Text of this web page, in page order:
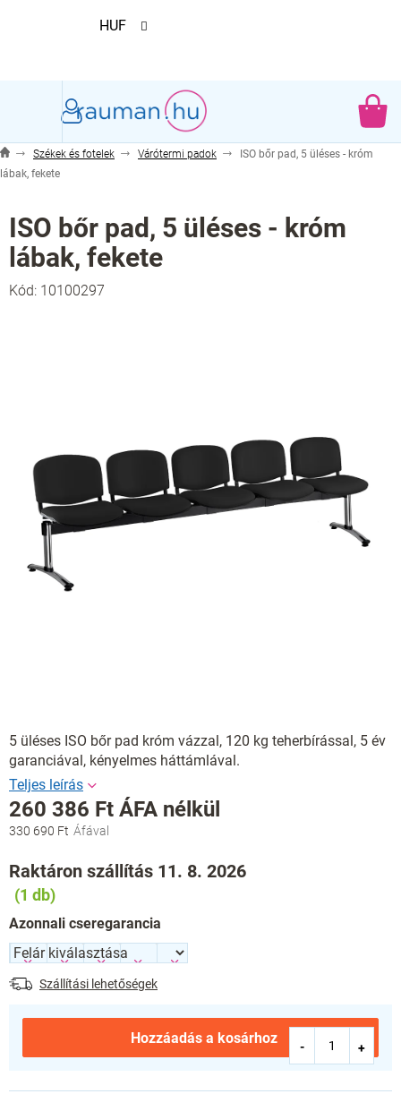
HUF
Székek és fotelek Várótermi padok
ISO bőr pad, 5 üléses - króm
lábak, fekete
ISO bőr pad, 5 üléses - króm
lábak, fekete
Kód: 10100297
5 üléses ISO bőr pad króm vázzal, 120 kg teherbírással, 5 év
garanciával, kényelmes háttámlával.
330 690 Ft
260 386 Ft ÁFA nélkül
Egységár:
Raktáron szállítás 11. 8. 2026
(1 db)
Azonnali cseregarancia
Szállítási lehetőségek
Hozzáadás a kosárhoz